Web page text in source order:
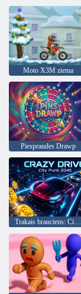
Moto X3M ziema
Piespraudes Drawp
Trakais brauciens: City Punk 2049